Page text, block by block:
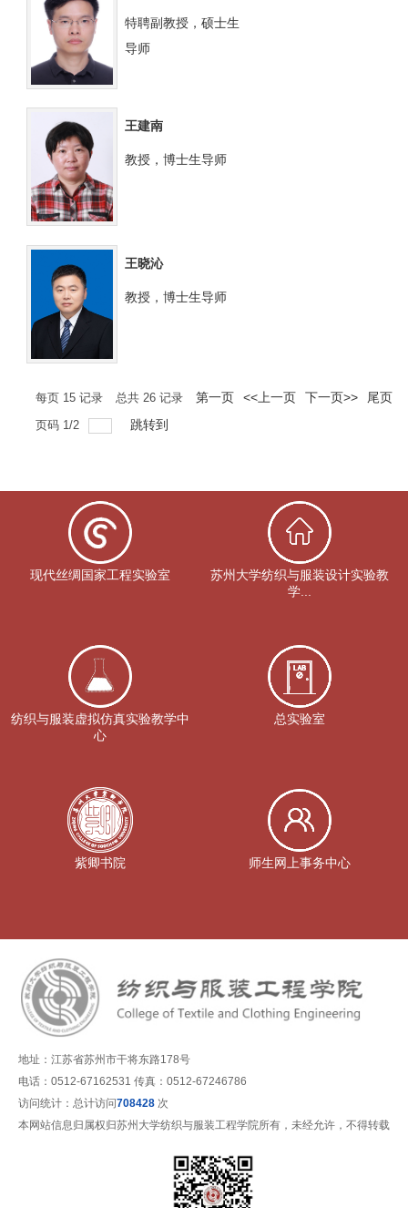
特聘副教授，硕士生
导师
王建南
教授，博士生导师
王晓沁
教授，博士生导师
每页 15记录 总共 26记录 第一页 <<上一页 下一页>> 尾页
页码 1 /2 跳转到
现代丝绸国家工程实验室
苏州大学纺织与服装设计实验教
学...
纺织与服装虚拟仿真实验教学中
心
总实验室
紫卿书院 师生网上事务中心
地址：江苏省苏州市干将东路178号
电话：0512-67162531 传真：0512-67246786
访问统计：总计访问708428 次
本网站信息归属权归苏州大学纺织与服装工程学院所有，未经允许，不得转载